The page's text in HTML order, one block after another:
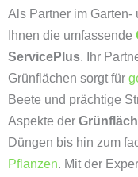
Als Partner im
Ihnen die umfassende
ServicePlus. Ihr
Grünflächen sorgt für
Beete und prächtige
Aspekte der
Düngen bis hin zum
Pflanzen. Mit der